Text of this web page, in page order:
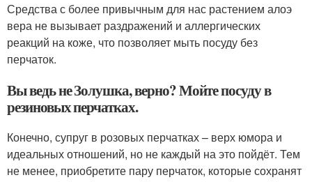
Средства с более привычным для нас растением алоэ
вера не вызывает раздражений и аллергических
реакций на коже, что позволяет мыть посуду без
перчаток.
Вы ведь не Золушка, верно? Мойте посуду в
резиновых перчатках.
Конечно, супруг в розовых перчатках – верх юмора и
идеальных отношений, но не каждый на это пойдёт. Тем
не менее, приобретите пару перчаток, которые сохранят